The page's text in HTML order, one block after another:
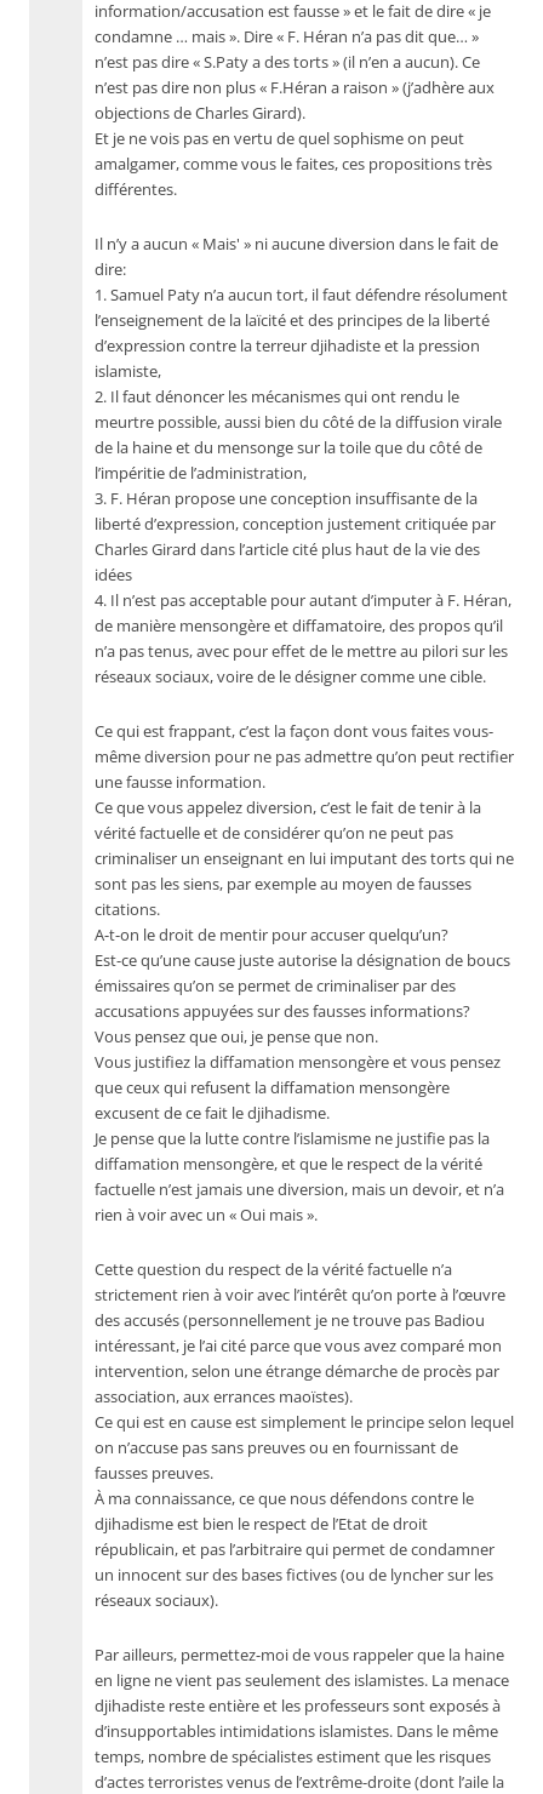
information/accusation est fausse » et le fait de dire « je
condamne … mais ». Dire « F. Héran n’a pas dit que… »
n’est pas dire « S.Paty a des torts » (il n’en a aucun). Ce
n’est pas dire non plus « F.Héran a raison » (j’adhère aux
objections de Charles Girard).
Et je ne vois pas en vertu de quel sophisme on peut
amalgamer, comme vous le faites, ces propositions très
différentes.
Il n’y a aucun « Mais' » ni aucune diversion dans le fait de
dire:
1. Samuel Paty n’a aucun tort, il faut défendre résolument
l’enseignement de la laïcité et des principes de la liberté
d’expression contre la terreur djihadiste et la pression
islamiste,
2. Il faut dénoncer les mécanismes qui ont rendu le
meurtre possible, aussi bien du côté de la diffusion virale
de la haine et du mensonge sur la toile que du côté de
l’impéritie de l’administration,
3. F. Héran propose une conception insuffisante de la
liberté d’expression, conception justement critiquée par
Charles Girard dans l’article cité plus haut de la vie des
idées
4. Il n’est pas acceptable pour autant d’imputer à F. Héran,
de manière mensongère et diffamatoire, des propos qu’il
n’a pas tenus, avec pour effet de le mettre au pilori sur les
réseaux sociaux, voire de le désigner comme une cible.
Ce qui est frappant, c’est la façon dont vous faites vous-
même diversion pour ne pas admettre qu’on peut rectifier
une fausse information.
Ce que vous appelez diversion, c’est le fait de tenir à la
vérité factuelle et de considérer qu’on ne peut pas
criminaliser un enseignant en lui imputant des torts qui ne
sont pas les siens, par exemple au moyen de fausses
citations.
A-t-on le droit de mentir pour accuser quelqu’un?
Est-ce qu’une cause juste autorise la désignation de boucs
émissaires qu’on se permet de criminaliser par des
accusations appuyées sur des fausses informations?
Vous pensez que oui, je pense que non.
Vous justifiez la diffamation mensongère et vous pensez
que ceux qui refusent la diffamation mensongère
excusent de ce fait le djihadisme.
Je pense que la lutte contre l’islamisme ne justifie pas la
diffamation mensongère, et que le respect de la vérité
factuelle n’est jamais une diversion, mais un devoir, et n’a
rien à voir avec un « Oui mais ».
Cette question du respect de la vérité factuelle n’a
strictement rien à voir avec l’intérêt qu’on porte à l’œuvre
des accusés (personnellement je ne trouve pas Badiou
intéressant, je l’ai cité parce que vous avez comparé mon
intervention, selon une étrange démarche de procès par
association, aux errances maoïstes).
Ce qui est en cause est simplement le principe selon lequel
on n’accuse pas sans preuves ou en fournissant de
fausses preuves.
À ma connaissance, ce que nous défendons contre le
djihadisme est bien le respect de l’Etat de droit
républicain, et pas l’arbitraire qui permet de condamner
un innocent sur des bases fictives (ou de lyncher sur les
réseaux sociaux).
Par ailleurs, permettez-moi de vous rappeler que la haine
en ligne ne vient pas seulement des islamistes. La menace
djihadiste reste entière et les professeurs sont exposés à
d’insupportables intimidations islamistes. Dans le même
temps, nombre de spécialistes estiment que les risques
d’actes terroristes venus de l’extrême-droite (dont l’aile la